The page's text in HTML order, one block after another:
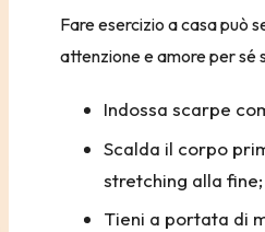
Fare esercizio a casa può
attenzione e amore per sé
Indossascarpe
Scalda il corpo
stretching alla fine;
Tieni a portata di